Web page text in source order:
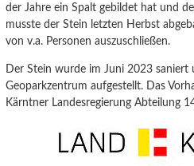
der Jahre ein Spalt gebildet hat und
musste der Stein letzten Herbst
von v.a. Personen auszuschließen.
Der Stein wurde im Juni 2023 saniert
Geoparkzentrum aufgestellt. Das
Kärntner Landesregierung Abteilung